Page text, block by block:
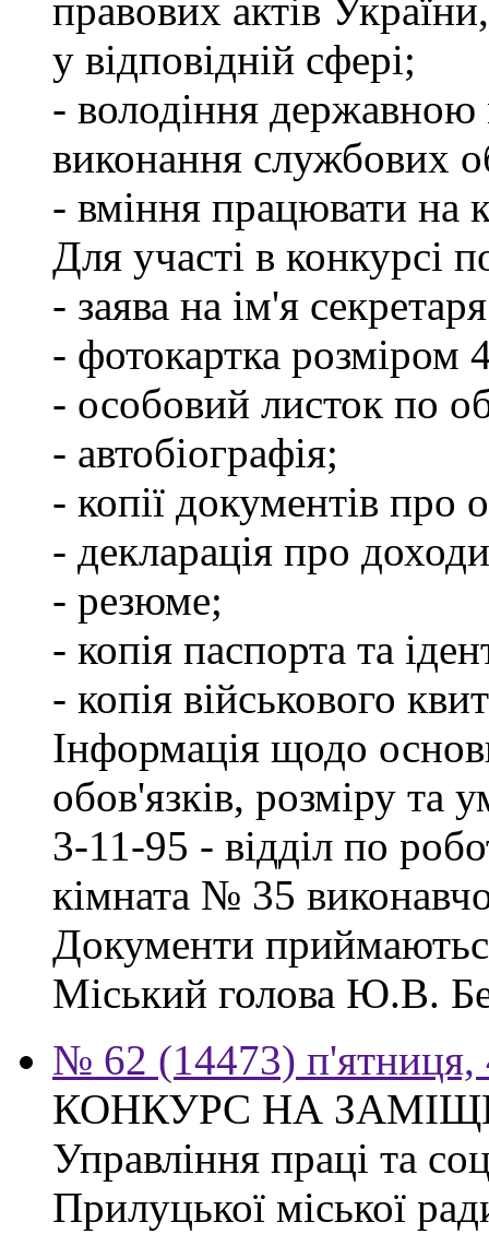
правових актів
у відповідній сфері;
- володіння державною
виконання службових
- вміння працювати на
Для участі в конкурсі
- заява на ім'я
- фотокартка розміром
- особовий листок по
- автобіографія;
- копії документів про
- декларація про
- резюме;
- копія паспорта та
- копія військового
Інформація щодо
обов'язків, розміру та
3-11-95 - відділ по
кімната № 35
Документи
Міський голова Ю.В.
№ 62 (14473) п'ятниця,
КОНКУРС НА
Управління праці та
Прилуцької міської